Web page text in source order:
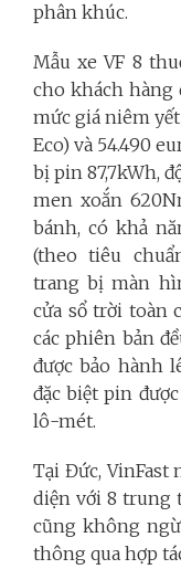
phân khúc.
Mẫu xe VF 8
cho khách hàng
mức giá niêm
Eco) và 54.490
bị pin 87,7kWh,
men xoắn
bánh, có khả
(theo tiêu
trang bị màn
cửa sổ trời toàn
các phiên bản
được bảo hành
đặc biệt pin
lô-mét.
Tại Đức, VinFast
diện với 8 trung
cũng không
thông qua hợp